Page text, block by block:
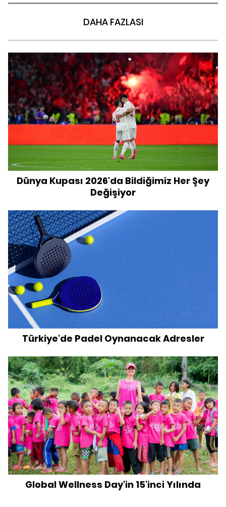
DAHA FAZLASI
Dünya Kupası 2026'da Bildiğimiz Her Şey
Değişiyor
Türkiye'de Padel Oynanacak Adresler
Global Wellness Day'in 15'inci Yılında